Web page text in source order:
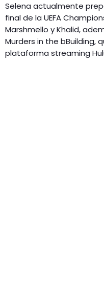
Selena actualmente
final de la UEFA
Marshmello y Khalid,
Murders in the bBuilding,
plataforma streaming